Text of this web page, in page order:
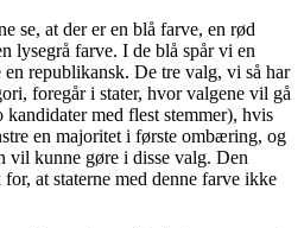
se, at der er en blå farve, en rød
lysegrå farve. I de blå spår vi en
republikansk. De tre valg, vi så har
foregår i stater, hvor valgene vil gå
med flest stemmer), hvis
en majoritet i første ombæring, og
vil kunne gøre i disse valg. Den
at staterne med denne farve ikke